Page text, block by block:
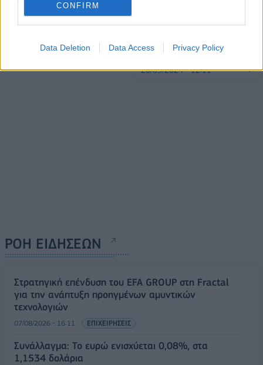
CONFIRM
Data Deletion Data Access Privacy Policy
Χρηματιστήριο: Στις
1.502,32 μονάδες ο
άνοδο 0,80%
άνεργοι τον Απρίλιο του
2024 σε σχέση με τον
προηγούμενο μήνα
20/05/2024 - 12:11
ΡΟΗ ΕΙΔΗΣΕΩΝ
Στρατηγική επένδυση του EFA GROUP στη Fractal
για την ανάπτυξη προηγμένων αμυντικών
τεχνολογιών
07/08/2026 - 16:11 ΕΠΙΧΕΙΡΗΣΕΙΣ
Συνάλλαγμα: Το ευρώ ενισχύεται 0,08%, στα
1,1534 δολάρια